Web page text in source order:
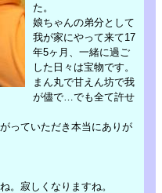
た。
娘ちゃんの弟分として
我が家にやって来て17
年5ヶ月、一緒に過ご
した日々は宝物です。
まん丸で甘えん坊で我
が儘で…でも全て許せ
っていただき本当にありが
。寂しくなりますね。